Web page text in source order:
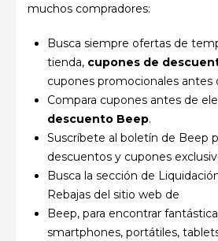
muchos compradores:
Busca siempre ofertas de
tienda, cupones de
cupones promocionales antes
Compara cupones antes de
descuento Beep.
Suscríbete al boletín de Beep
descuentos y cupones
Busca la sección de
Rebajas del sitio web de
Beep, para encontrar
smartphones, portátiles,